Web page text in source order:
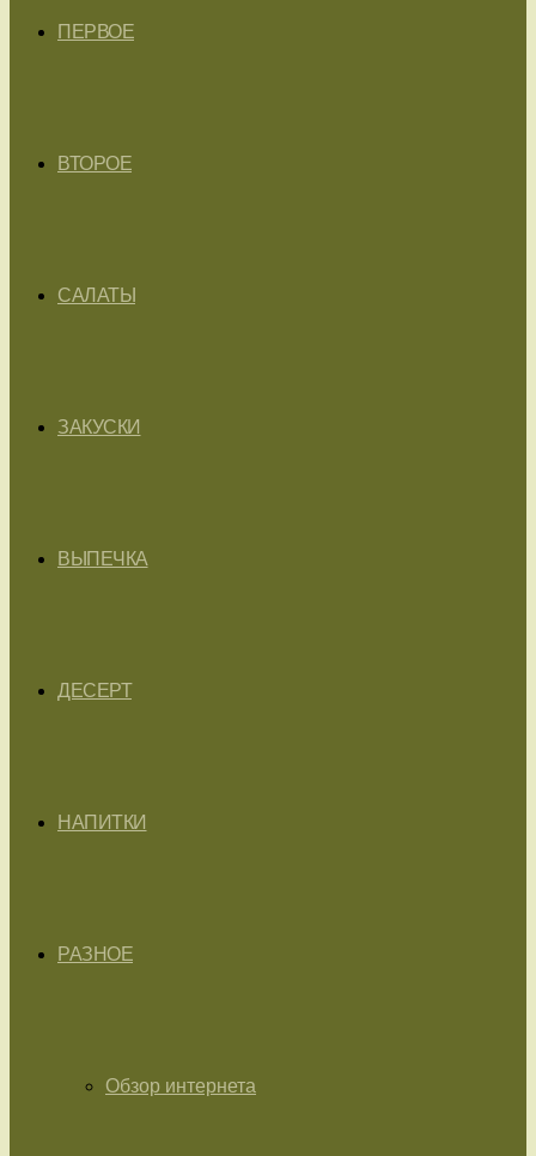
ПЕРВОЕ
ВТОРОЕ
САЛАТЫ
ЗАКУСКИ
ВЫПЕЧКА
ДЕСЕРТ
НАПИТКИ
РАЗНОЕ
Обзор интернета